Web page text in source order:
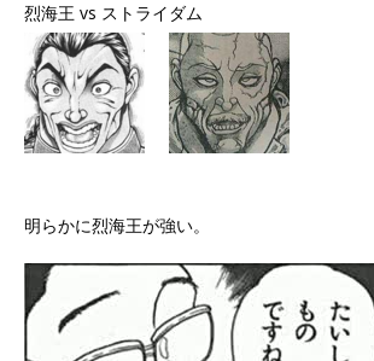
烈海王 vs ストライダム
明らかに烈海王が強い。